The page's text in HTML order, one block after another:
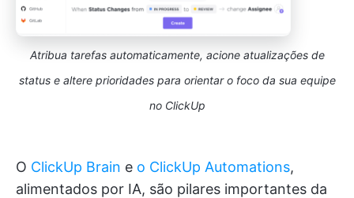
Atribua tarefas automaticamente, acione atualizações de
status e altere prioridades para orientar o foco da sua equipe
no ClickUp
O ClickUp Brain e o ClickUp Automations,
alimentados por IA, são pilares importantes da